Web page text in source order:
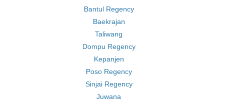
Bantul Regency
Baekrajan
Taliwang
Dompu Regency
Kepanjen
Poso Regency
Sinjai Regency
Juwana